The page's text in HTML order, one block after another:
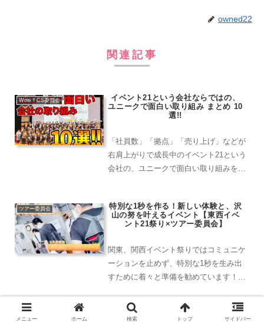
owned22
関連記事
Wow！CS委員会
イベント21という会社ならではの、
ユニークで面白い取り組み まとめ 10
選!!
「社員数」「拠点」「売り上げ」などが
右肩上がりで成長中のイベント21という
会社の、ユニークで面白い取り組みを10
ツアー委員会
特別な1秒を作る！新しい体験と、沢
山の努を叶えるイベント【東西イベ
ント21祭り×ツアー委員会】
関東、関西イベント祭りではコミュニケ
ーションを止めず、特別な1秒を生み出
すために着々と準備を勧めています！ツ
努が広がる新しい経験をしてきました
ツアー委員会
コロナ禍だからこそのイベントづく
り！【ツアー委員会】×【東西イベン
メニュー ホーム 検索 トップ サイドバー